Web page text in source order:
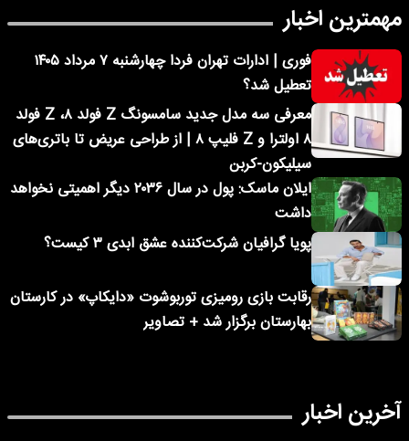
مهمترین اخبار
فوری | ادارات تهران فردا چهارشنبه ۷ مرداد ۱۴۰۵
تعطیل شد؟
معرفی سه مدل جدید سامسونگ Z فولد ۸، Z فولد
۸ اولترا و Z فلیپ ۸ | از طراحی عریض تا باتری‌های
سیلیکون-کربن
ایلان ماسک: پول در سال ۲۰۳۶ دیگر اهمیتی نخواهد
داشت
پویا گرافیان شرکت‌کننده عشق ابدی ۳ کیست؟
رقابت بازی رومیزی توربوشوت «دایکاپ» در کارستان
بهارستان برگزار شد + تصاویر
آخرین اخبار